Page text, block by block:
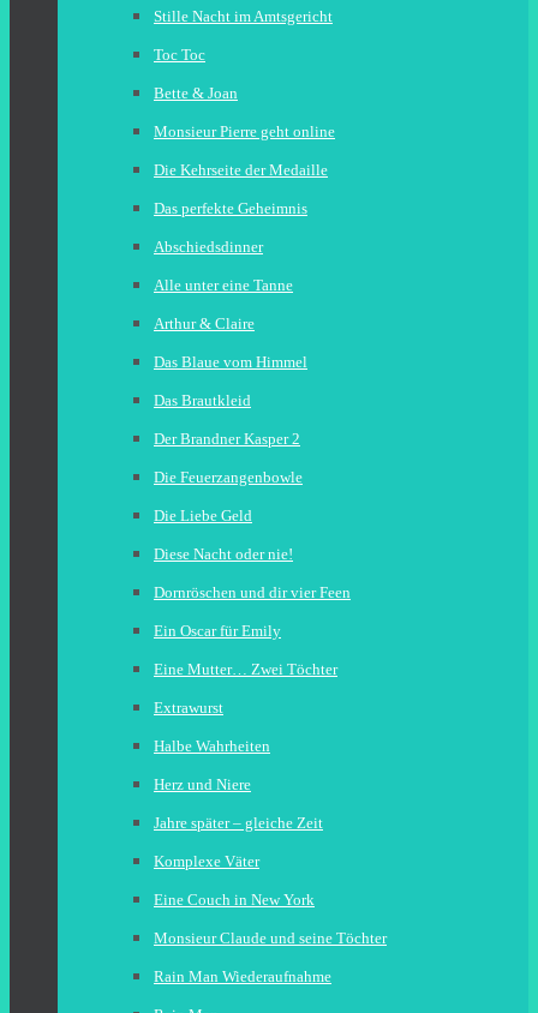
Stille Nacht im Amtsgericht
Toc Toc
Bette & Joan
Monsieur Pierre geht online
Die Kehrseite der Medaille
Das perfekte Geheimnis
Abschiedsdinner
Alle unter eine Tanne
Arthur & Claire
Das Blaue vom Himmel
Das Brautkleid
Der Brandner Kasper 2
Die Feuerzangenbowle
Die Liebe Geld
Diese Nacht oder nie!
Dornröschen und dir vier Feen
Ein Oscar für Emily
Eine Mutter… Zwei Töchter
Extrawurst
Halbe Wahrheiten
Herz und Niere
Jahre später – gleiche Zeit
Komplexe Väter
Eine Couch in New York
Monsieur Claude und seine Töchter
Rain Man Wiederaufnahme